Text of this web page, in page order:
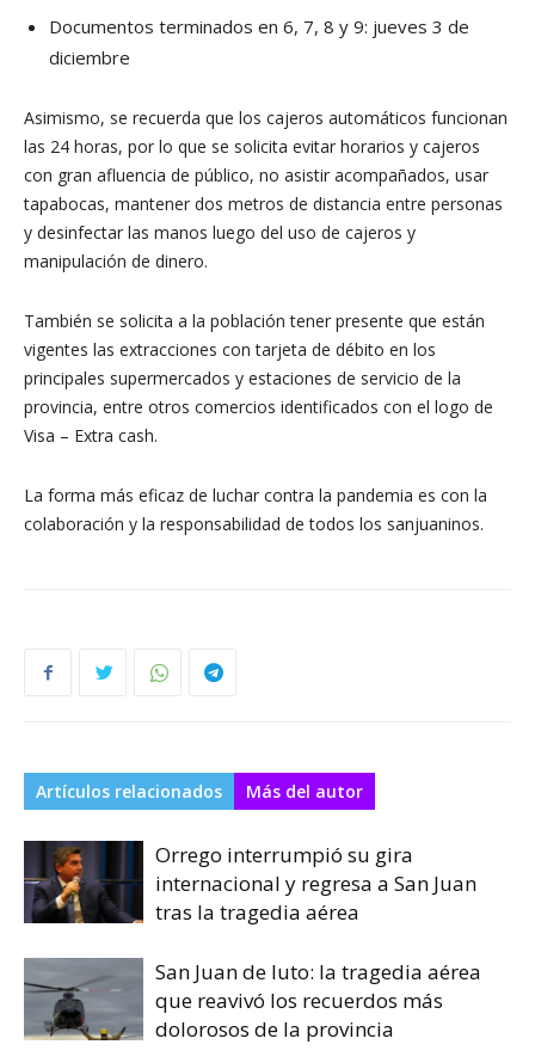
Documentos terminados en 6, 7, 8 y 9: jueves 3 de
diciembre
Asimismo, se recuerda que los cajeros automáticos funcionan
las 24 horas, por lo que se solicita evitar horarios y cajeros
con gran afluencia de público, no asistir acompañados, usar
tapabocas, mantener dos metros de distancia entre personas
y desinfectar las manos luego del uso de cajeros y
manipulación de dinero.
También se solicita a la población tener presente que están
vigentes las extracciones con tarjeta de débito en los
principales supermercados y estaciones de servicio de la
provincia, entre otros comercios identificados con el logo de
Visa – Extra cash.
La forma más eficaz de luchar contra la pandemia es con la
colaboración y la responsabilidad de todos los sanjuaninos.
Artículos relacionados Más del autor
Orrego interrumpió su gira
internacional y regresa a San Juan
tras la tragedia aérea
San Juan de luto: la tragedia aérea
que reavivó los recuerdos más
dolorosos de la provincia